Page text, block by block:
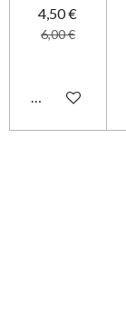
4,50 €
6,00 €
Ajouter au